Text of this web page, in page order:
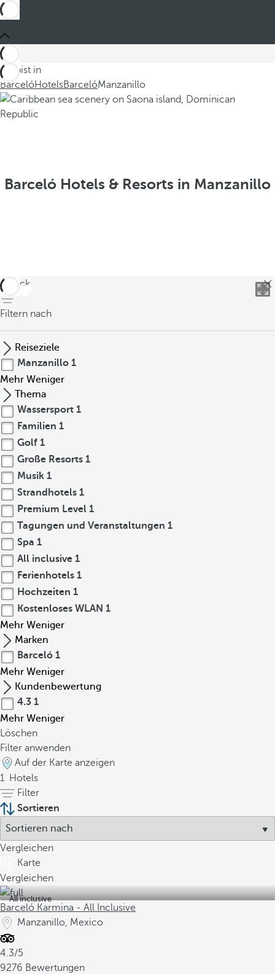
Du bist in
BarcelóHotelsBarcelóManzanillo
Barceló Hotels & Resorts in Manzanillo
zurück
Filtern nach
Reiseziele
Manzanillo 1
Mehr Weniger
Thema
Wassersport 1
Familien 1
Golf 1
Große Resorts 1
Musik 1
Strandhotels 1
Premium Level 1
Tagungen und Veranstaltungen 1
Spa 1
All inclusive 1
Ferienhotels 1
Hochzeiten 1
Kostenloses WLAN 1
Mehr Weniger
Marken
Barceló 1
Mehr Weniger
Kundenbewertung
4.3 1
Mehr Weniger
Löschen
Filter anwenden
Auf der Karte anzeigen
1 Hotels
Filter
Sortieren
Vergleichen
Karte
Vergleichen
All inclusive
Barceló Karmina - All Inclusive
Manzanillo, Mexico
4.3/5
9276 Bewertungen